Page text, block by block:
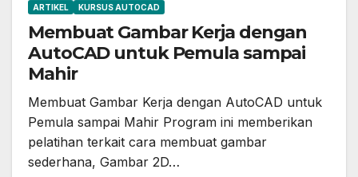
ARTIKEL KURSUS AUTOCAD
Membuat Gambar Kerja dengan
AutoCAD untuk Pemula sampai
Mahir
Membuat Gambar Kerja dengan AutoCAD untuk
Pemula sampai Mahir Program ini memberikan
pelatihan terkait cara membuat gambar
sederhana, Gambar 2D…